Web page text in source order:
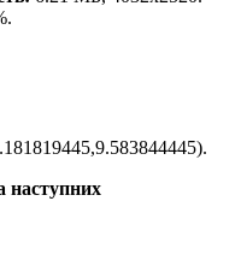
наступних